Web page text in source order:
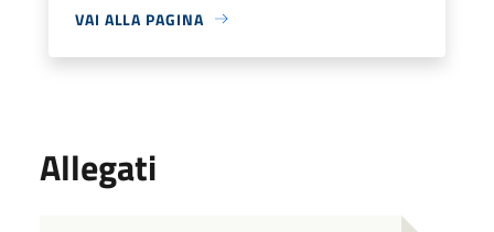
VAI ALLA PAGINA
Allegati